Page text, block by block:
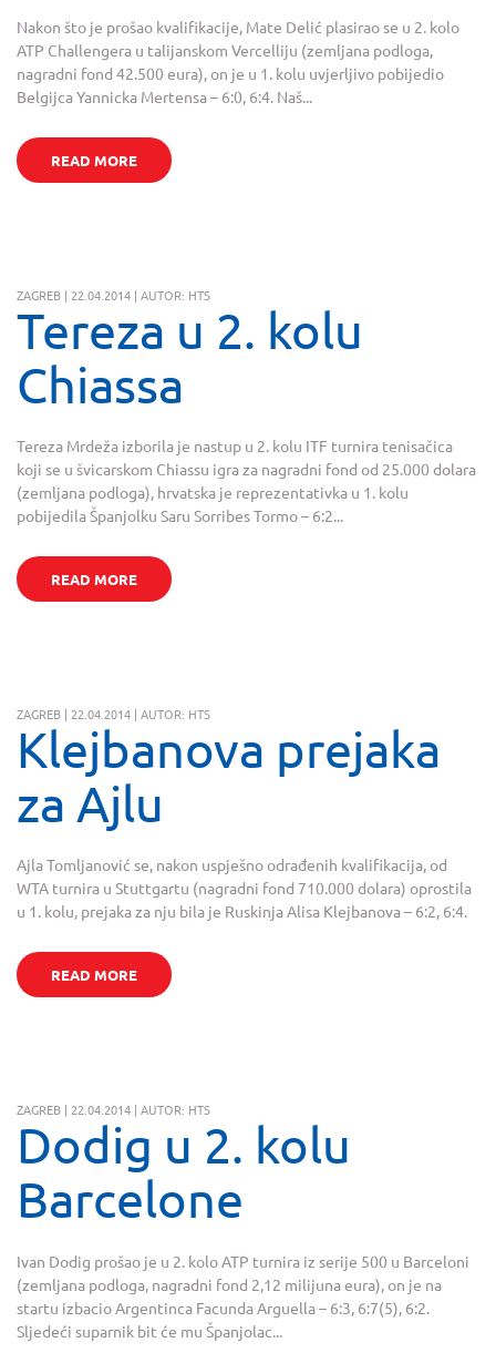
Nakon što je prošao kvalifikacije, Mate Delić plasirao se u 2. kolo
ATP Challengera u talijanskom Vercelliju (zemljana podloga,
nagradni fond 42.500 eura), on je u 1. kolu uvjerljivo pobijedio
Belgijca Yannicka Mertensa – 6:0, 6:4. Naš...
READ MORE
ZAGREB | 22.04.2014 | AUTOR: HTS
Tereza u 2. kolu
Chiassa
Tereza Mrdeža izborila je nastup u 2. kolu ITF turnira tenisačica
koji se u švicarskom Chiassu igra za nagradni fond od 25.000 dolara
(zemljana podloga), hrvatska je reprezentativka u 1. kolu
pobijedila Španjolku Saru Sorribes Tormo – 6:2...
READ MORE
ZAGREB | 22.04.2014 | AUTOR: HTS
Klejbanova prejaka
za Ajlu
Ajla Tomljanović se, nakon uspješno odrađenih kvalifikacija, od
WTA turnira u Stuttgartu (nagradni fond 710.000 dolara) oprostila
u 1. kolu, prejaka za nju bila je Ruskinja Alisa Klejbanova – 6:2, 6:4.
READ MORE
ZAGREB | 22.04.2014 | AUTOR: HTS
Dodig u 2. kolu
Barcelone
Ivan Dodig prošao je u 2. kolo ATP turnira iz serije 500 u Barceloni
(zemljana podloga, nagradni fond 2,12 milijuna eura), on je na
startu izbacio Argentinca Facunda Arguella – 6:3, 6:7(5), 6:2.
Sljedeći suparnik bit će mu Španjolac...